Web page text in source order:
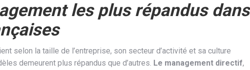
les plus répandus dans
selon la taille de l’entreprise, son secteur d’activité et sa culture
demeurent plus répandus que d’autres. Le management directif,